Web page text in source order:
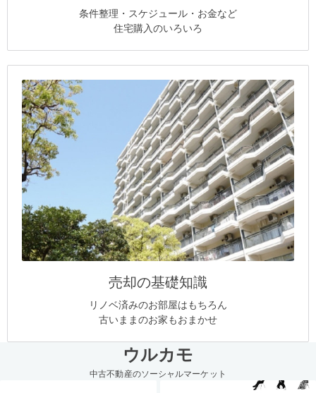
条件整理・スケジュール・お金など
住宅購入のいろいろ
売却の基礎知識
リノベ済みのお部屋はもちろん
古いままのお家もおまかせ
ウルカモ
中古不動産のソーシャルマーケット